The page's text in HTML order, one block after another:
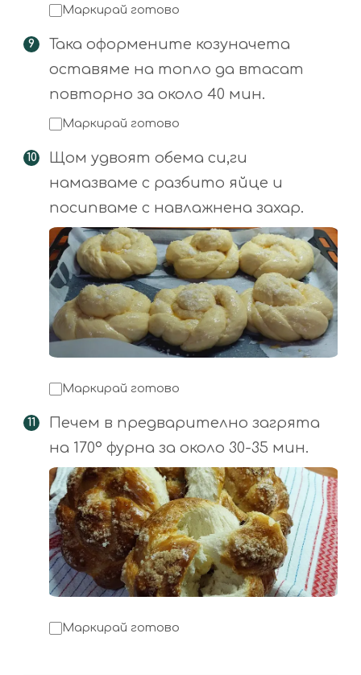
Маркирай готово
Така оформените козуначета
оставяме на топло да втасат
повторно за около 40 мин.
Маркирай готово
Щом удвоят обема си,ги
намазваме с разбито яйце и
посипваме с навлажнена захар.
Маркирай готово
Печем в предварително загрята
на 170° фурна за около 30-35 мин.
Маркирай готово